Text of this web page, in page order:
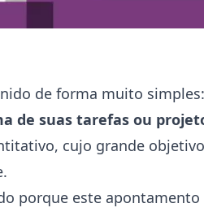
de forma muito simples:
de suas tarefas ou
cujo grande
porque este